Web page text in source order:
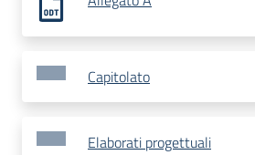
Capitolato
Elaborati progettuali